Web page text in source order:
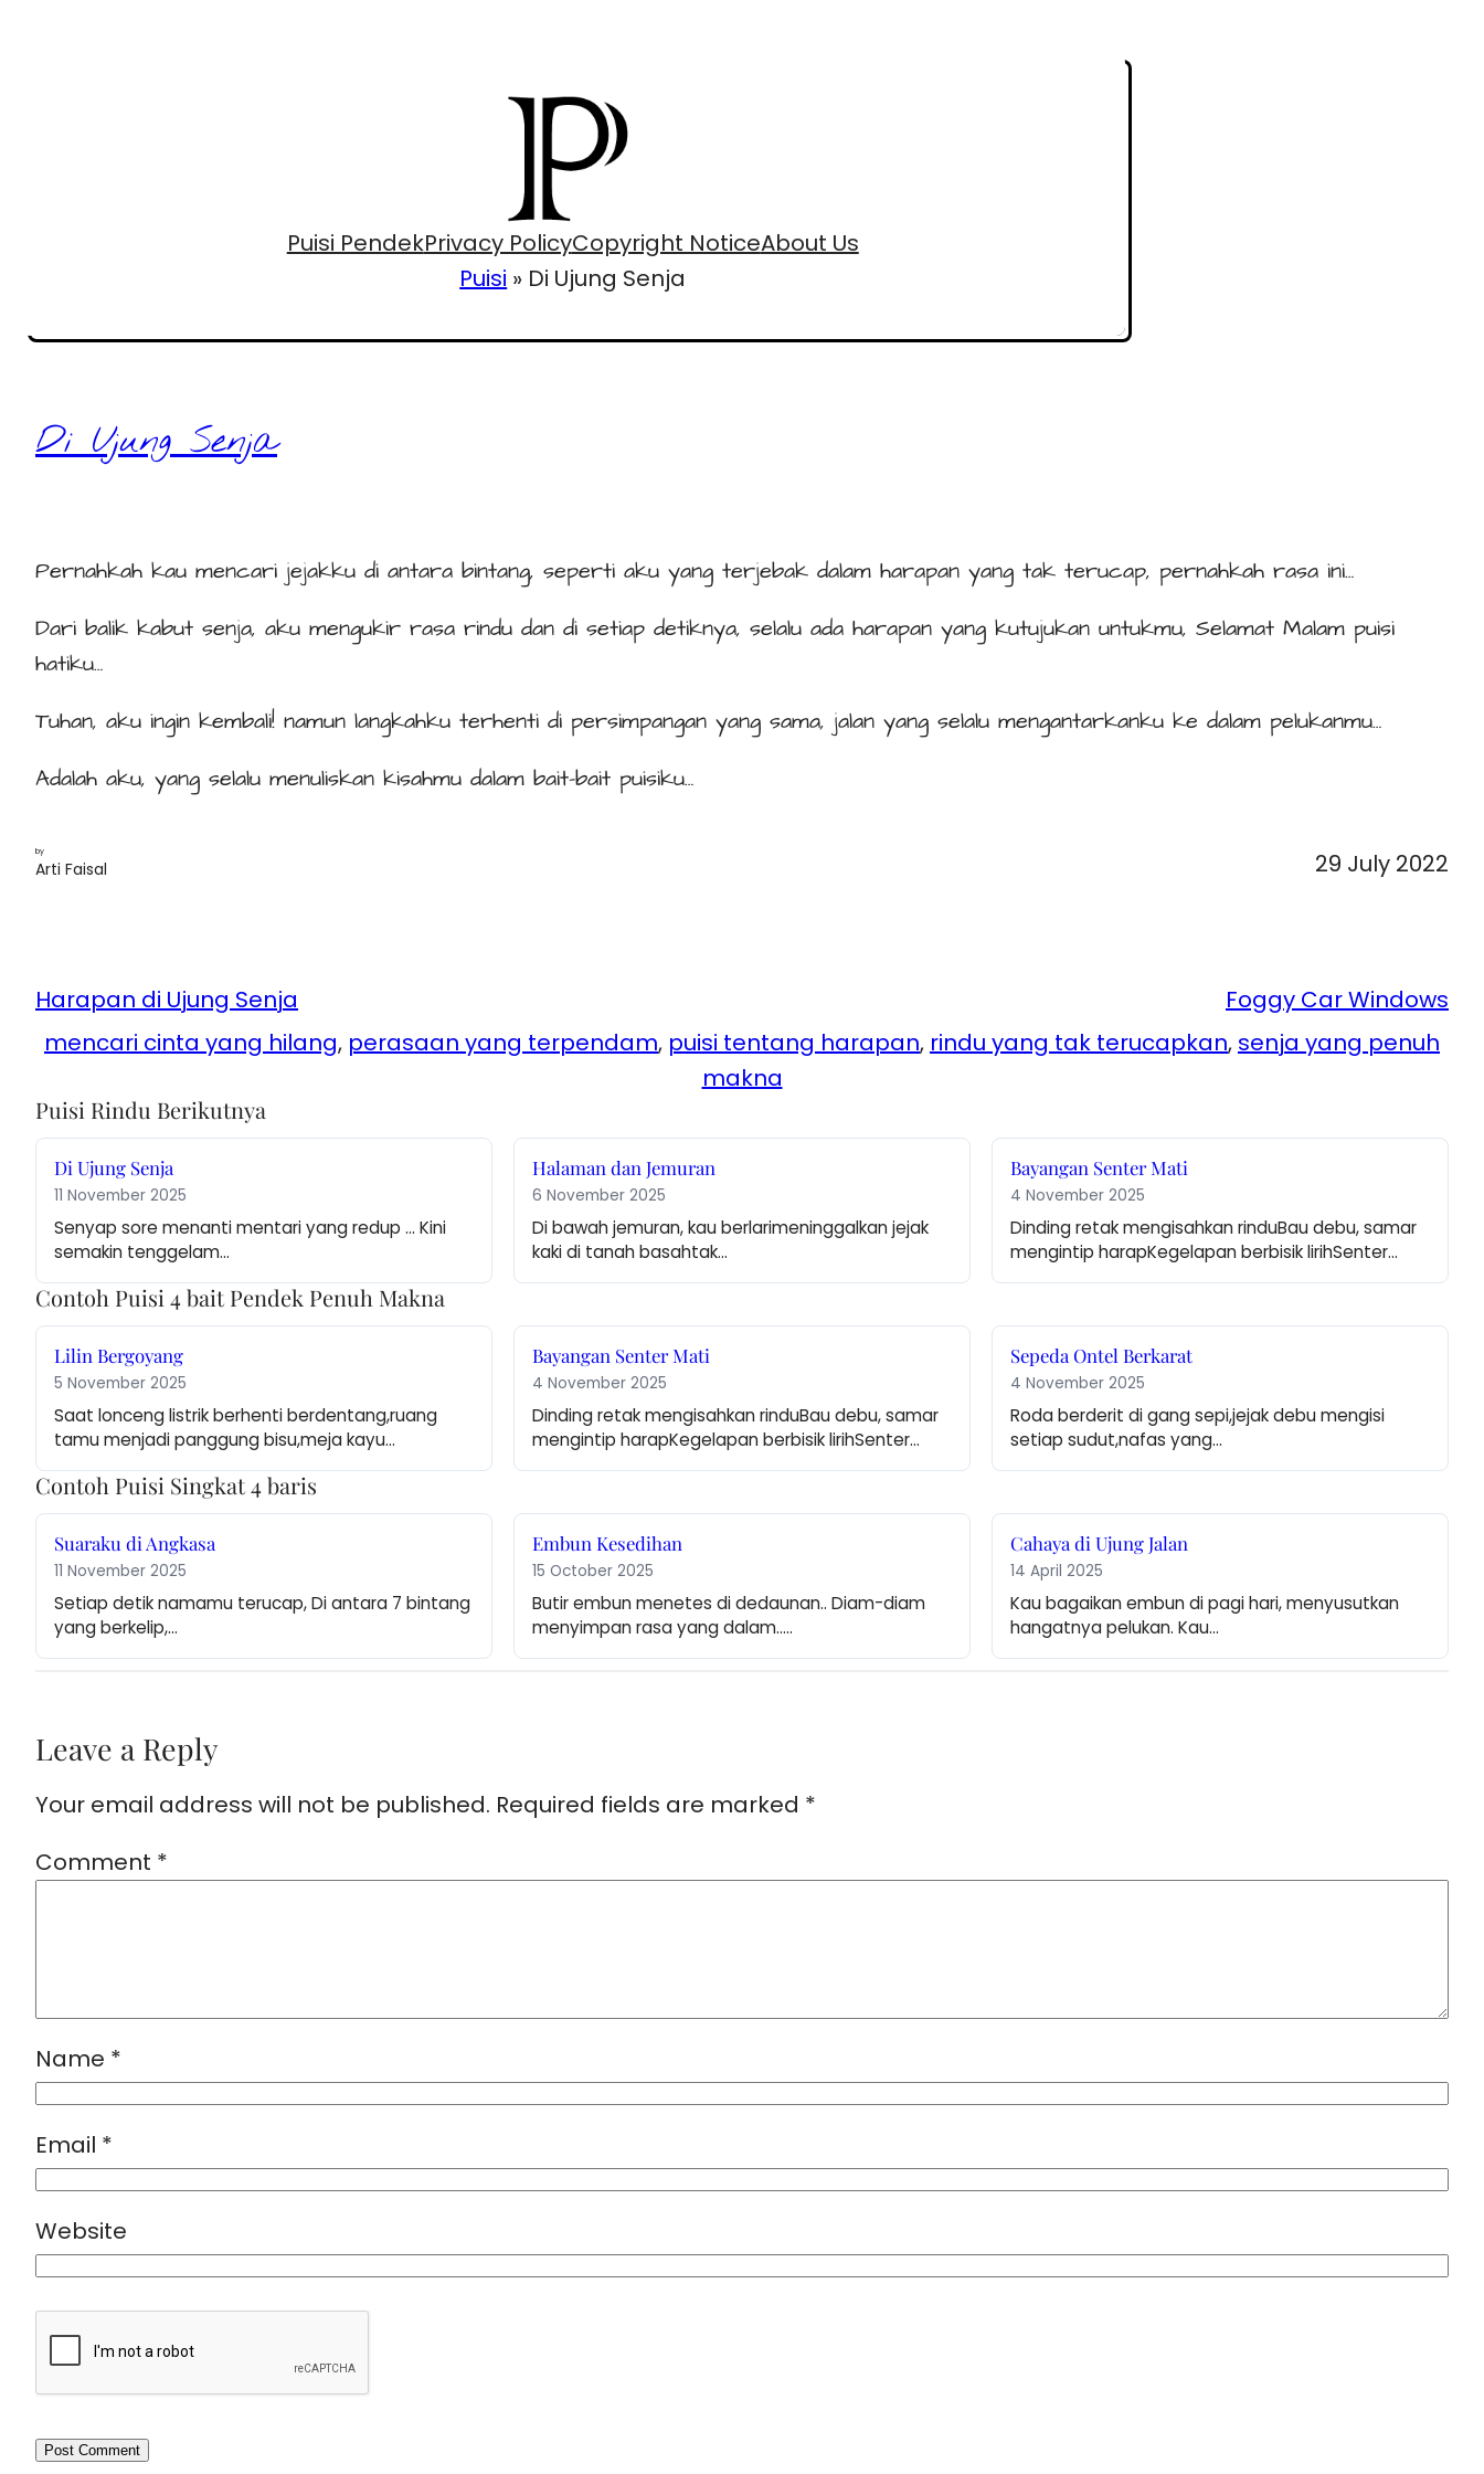
Puisi PendekPrivacy PolicyCopyright NoticeAbout Us
Puisi » Di Ujung Senja
Di Ujung Senja
Pernahkah kau mencari jejakku di antara bintang, seperti aku yang terjebak dalam harapan yang tak terucap, pernahkah rasa ini…
Dari balik kabut senja, aku mengukir rasa rindu dan di setiap detiknya, selalu ada harapan yang kutujukan untukmu, Selamat Malam puisi
hatiku…
Tuhan, aku ingin kembali! namun langkahku terhenti di persimpangan yang sama, jalan yang selalu mengantarkanku ke dalam pelukanmu…
Adalah aku, yang selalu menuliskan kisahmu dalam bait-bait puisiku…
by
Arti Faisal 29 July 2022
Harapan di Ujung Senja
Foggy Car Windows
mencari cinta yang hilang, perasaan yang terpendam, puisi tentang harapan, rindu yang tak terucapkan, senja yang penuh
makna
Puisi Rindu Berikutnya
Di Ujung Senja
11 November 2025
Senyap sore menanti mentari yang redup … Kini
semakin tenggelam…
Halaman dan Jemuran
6 November 2025
Di bawah jemuran, kau berlarimeninggalkan jejak
kaki di tanah basahtak…
Bayangan Senter Mati
4 November 2025
Dinding retak mengisahkan rinduBau debu, samar
mengintip harapKegelapan berbisik lirihSenter…
Contoh Puisi 4 bait Pendek Penuh Makna
Lilin Bergoyang
5 November 2025
Saat lonceng listrik berhenti berdentang,ruang
tamu menjadi panggung bisu,meja kayu…
Bayangan Senter Mati
4 November 2025
Dinding retak mengisahkan rinduBau debu, samar
mengintip harapKegelapan berbisik lirihSenter…
Sepeda Ontel Berkarat
4 November 2025
Roda berderit di gang sepi,jejak debu mengisi
setiap sudut,nafas yang…
Contoh Puisi Singkat 4 baris
Suaraku di Angkasa
11 November 2025
Setiap detik namamu terucap, Di antara 7 bintang
yang berkelip,…
Embun Kesedihan
15 October 2025
Butir embun menetes di dedaunan.. Diam-diam
menyimpan rasa yang dalam..…
Cahaya di Ujung Jalan
14 April 2025
Kau bagaikan embun di pagi hari, menyusutkan
hangatnya pelukan. Kau…
Leave a Reply
Your email address will not be published. Required fields are marked *
Comment *
Name *
Email *
Website